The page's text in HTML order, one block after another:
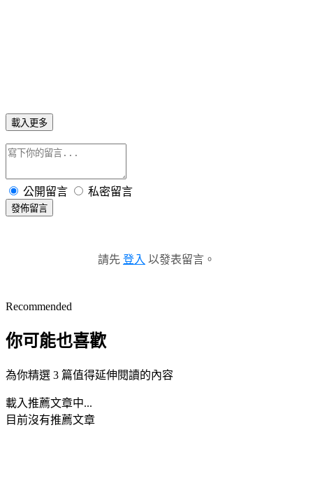
載入更多
公開留言 私密留言
發佈留言
請先 登入 以發表留言。
Recommended
你可能也喜歡
為你精選 3 篇值得延伸閱讀的內容
載入推薦文章中...
目前沒有推薦文章